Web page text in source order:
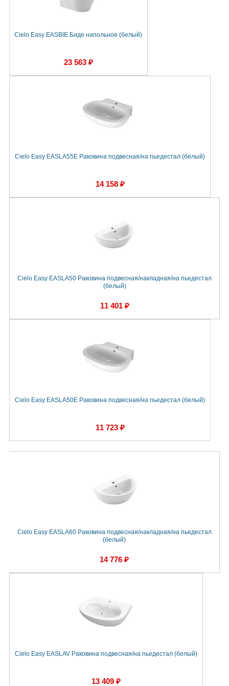
Cielo Easy EASBIE Биде напольное (белый)
23 563 ₽
Cielo Easy EASLA55E Раковина подвесная/на пьедестал (белый)
14 158 ₽
Cielo Easy EASLA50 Раковина подвесная/накладная/на пьедестал
(белый)
11 401 ₽
Cielo Easy EASLA50E Раковина подвесная/на пьедестал (белый)
11 723 ₽
Cielo Easy EASLA60 Раковина подвесная/накладная/на пьедестал
(белый)
14 776 ₽
Cielo Easy EASLAV Раковина подвесная/на пьедестал (белый)
13 409 ₽